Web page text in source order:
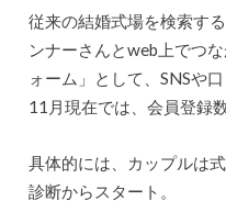
従来の結婚式場を検索す
ンナーさんとweb上でつ
ォーム」として、SNSや
11月現在では、会員登録
具体的には、カップルは
診断からスタート。